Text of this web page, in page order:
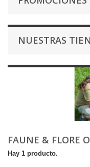
NUESTRAS
FAUNE & FLORE
Hay 1 producto.